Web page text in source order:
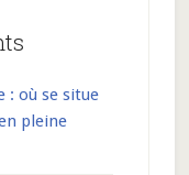
: où se situe
pleine